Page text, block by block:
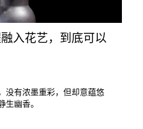
入花艺，到底可以
没有浓墨重彩，但却意蕴悠
生幽香。